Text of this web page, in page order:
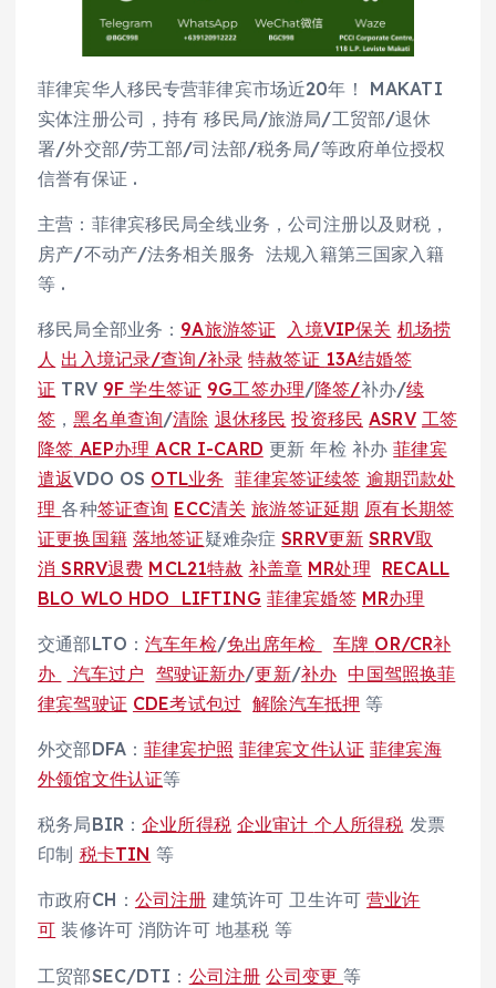
菲律宾华人移民专营菲律宾市场近20年！ MAKATI
实体注册公司，持有 移民局/旅游局/工贸部/退休
署/外交部/劳工部/司法部/税务局/等政府单位授权
信誉有保证 .
主营：菲律宾移民局全线业务，公司注册以及财税，
房产/不动产/法务相关服务 法规入籍第三国家入籍
等 .
移民局全部业务： 9A旅游签证 入境VIP保关 机场捞
人 出入境记录/查询/补录 特赦签证 13A结婚签
证 TRV 9F 学生签证 9G工签办理/降签/补办/续
签 ，黑名单查询/清除 退休移民 投资移民 ASRV 工签
降签 AEP办理ACR I-CARD 更新 年检 补办菲律宾
遣返VDO OS OTL业务 菲律宾签证续签 逾期罚款处
理各种签证查询 ECC清关 旅游签证延期 原有长期签
证更换国籍 落地签证疑难杂症SRRV更新 SRRV取
消SRRV退费 MCL21特赦 补盖章 MR处理 RECALL
BLO WLO HDO LIFTING 菲律宾婚签 MR办理
交通部LTO：汽车年检/免出席年检 车牌 OR/CR补
办
汽车过户 驾驶证新办/更新/补办 中国驾照换菲
律宾驾驶证 CDE考试包过 解除汽车抵押 等
外交部DFA：菲律宾护照 菲律宾文件认证 菲律宾海
外领馆文件认证等
税务局BIR：企业所得税 企业审计 个人所得税 发票
印制 税卡TIN 等
市政府CH： 公司注册 建筑许可 卫生许可营业许
可 装修许可 消防许可 地基税 等
工贸部SEC/DTI： 公司注册 公司变更 等